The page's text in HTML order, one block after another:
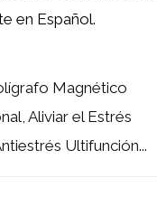
en Español.
Magnético
Aliviar el Estrés
Ultifunción...